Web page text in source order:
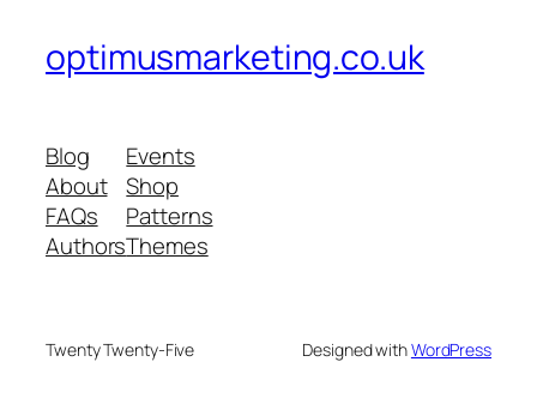
optimusmarketing.co.uk
Blog
About
FAQs
Authors
Events
Shop
Patterns
Themes
Twenty Twenty-Five Designed withWordPress